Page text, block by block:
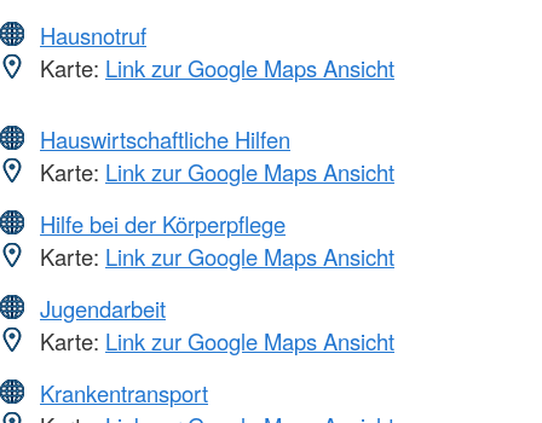
Hausnotruf
Karte: Link zur Google Maps Ansicht
Hauswirtschaftliche Hilfen
Karte: Link zur Google Maps Ansicht
Hilfe bei der Körperpflege
Karte: Link zur Google Maps Ansicht
Jugendarbeit
Karte: Link zur Google Maps Ansicht
Krankentransport